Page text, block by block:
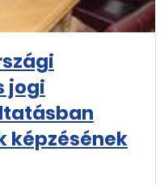
jogi
képzésének